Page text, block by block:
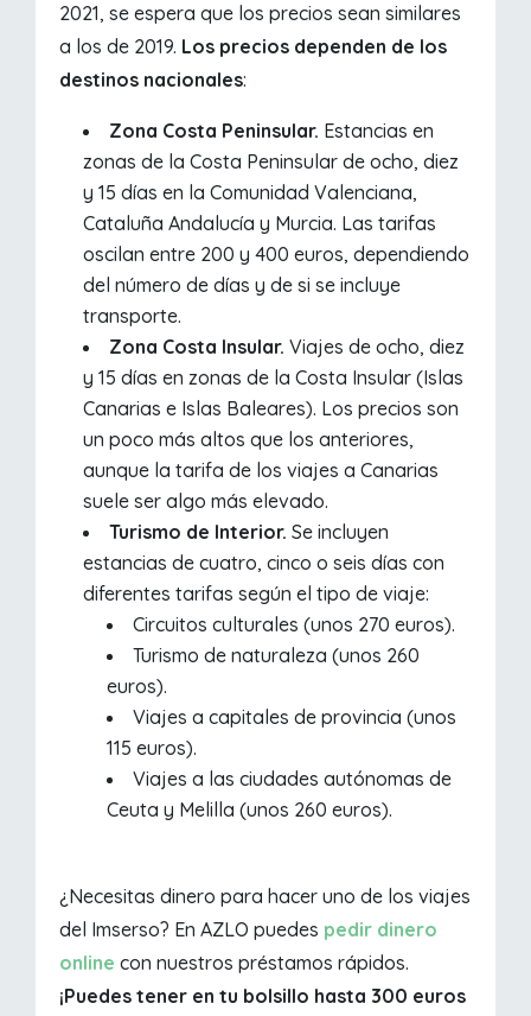
2021, se espera que los precios sean similares
a los de 2019. Los precios dependen de los
destinos nacionales:
Zona Costa Peninsular. Estancias en
zonas de la Costa Peninsular de ocho, diez
y 15 días en la Comunidad Valenciana,
Cataluña Andalucía y Murcia. Las tarifas
oscilan entre 200 y 400 euros, dependiendo
del número de días y de si se incluye
transporte.
Zona Costa Insular. Viajes de ocho, diez
y 15 días en zonas de la Costa Insular (Islas
Canarias e Islas Baleares). Los precios son
un poco más altos que los anteriores,
aunque la tarifa de los viajes a Canarias
suele ser algo más elevado.
Turismo de Interior.Se incluyen
estancias de cuatro, cinco o seis días con
diferentes tarifas según el tipo de viaje:
Circuitos culturales (unos 270 euros).
Turismo de naturaleza (unos 260
euros).
Viajes a capitales de provincia (unos
115 euros).
Viajes a las ciudades autónomas de
Ceuta y Melilla (unos 260 euros).
¿Necesitas dinero para hacer uno de los viajes
del Imserso? En AZLO puedes pedir dinero
online con nuestros préstamos rápidos.
¡Puedes tener en tu bolsillo hasta 300 euros